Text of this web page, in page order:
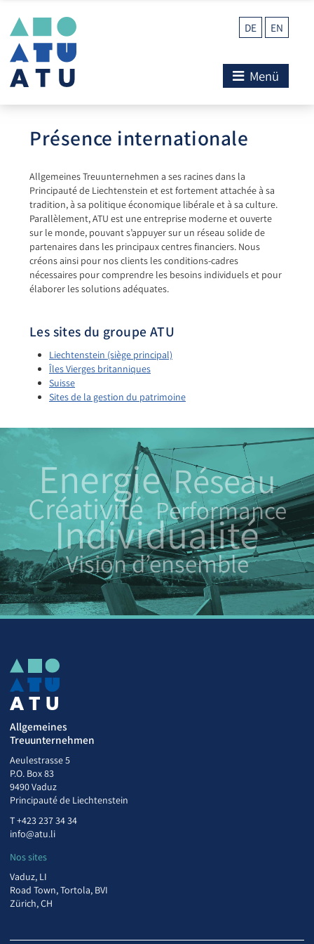
DE EN
Menü
Présence internationale
Allgemeines Treuunternehmen a ses racines dans la
Principauté de Liechtenstein et est fortement attachée à sa
tradition, à sa politique économique libérale et à sa culture.
Parallèlement, ATU est une entreprise moderne et ouverte
sur le monde, pouvant s’appuyer sur un réseau solide de
partenaires dans les principaux centres financiers. Nous
créons ainsi pour nos clients les conditions-cadres
nécessaires pour comprendre les besoins individuels et pour
élaborer les solutions adéquates.
Les sites du groupe ATU
Liechtenstein (siège principal)
Îles Vierges britanniques
Suisse
Sites de la gestion du patrimoine
Energie Réseau
Créativité Performance
Individualité
Vision d’ensemble
Allgemeines
Treuunternehmen
Aeulestrasse 5
P.O. Box 83
9490 Vaduz
Principauté de Liechtenstein
T+423 237 34 34
info@atu.li
Nos sites
Vaduz, LI
Road Town, Tortola, BVI
Zürich, CH